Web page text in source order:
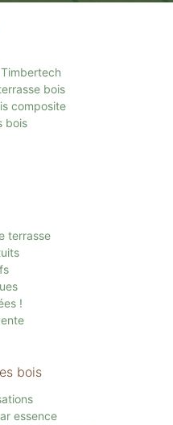
bois
composite
bois
terrasse
!
bois
essence